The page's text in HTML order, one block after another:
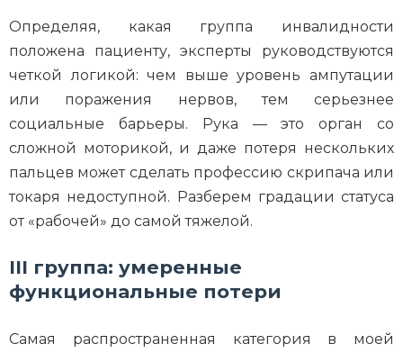
Определяя, какая группа инвалидности
положена пациенту, эксперты руководствуются
четкой логикой: чем выше уровень ампутации
или поражения нервов, тем серьезнее
социальные барьеры. Рука — это орган со
сложной моторикой, и даже потеря нескольких
пальцев может сделать профессию скрипача или
токаря недоступной. Разберем градации статуса
от «рабочей» до самой тяжелой.
III группа: умеренные
функциональные потери
Самая распространенная категория в моей